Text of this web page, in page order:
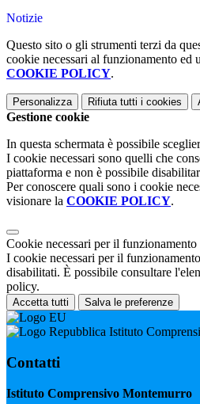
Notizie
Questo sito o gli strumenti terzi da
cookie necessari al funzionamento
COOKIE POLICY.
Personalizza Rifiuta tutti i cookies
Gestione cookie
In questa schermata è possibile
I cookie necessari sono quelli che
piattaforma e non è possibile
Per conoscere quali sono i cookie
visionare la COOKIE POLICY.
Cookie necessari per il funzionamento
I cookie necessari per il
disabilitati. È possibile consultare
policy.
Accetta tutti Salva le preferenze
Istituto
Contatti
Istituto Comprensivo Montemurro